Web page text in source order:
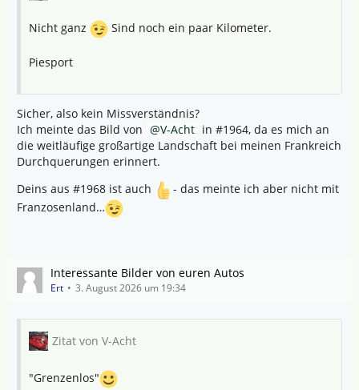
Nicht ganz Sind noch ein paar Kilometer.
Piesport
Sicher, also kein Missverständnis?
Ich meinte das Bild von
V-Acht in #1964, da es mich an
die weitläufige großartige Landschaft bei meinen Frankreich
Durchquerungen erinnert.
Deins aus #1968 ist auch
- das meinte ich aber nicht mit
Franzosenland…
Interessante Bilder von euren Autos
Ert 3. August 2026 um 19:34
Zitat von V-Acht
"Grenzenlos"